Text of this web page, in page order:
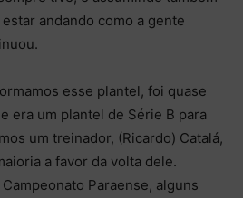
andando como a gente
esse plantel, foi quase
era um plantel de Série B para
um treinador, (Ricardo) Catalá,
a favor da volta dele.
Paraense, alguns